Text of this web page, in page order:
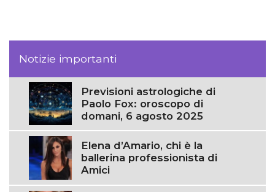
Notizie importanti
Previsioni astrologiche di
Paolo Fox: oroscopo di
domani, 6 agosto 2025
Elena d’Amario, chi è la
ballerina professionista di
Amici